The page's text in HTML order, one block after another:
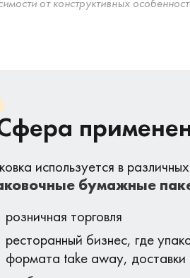
используется в
бумажные
розничная торговля
ресторанный бизнес, где
формата take away,